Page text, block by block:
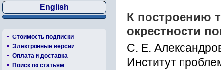
English
Стоимость подписки
Электронные версии
Оплата и доставка
Поиск по статьям
К построению
окрестности
С. Е.
Институт